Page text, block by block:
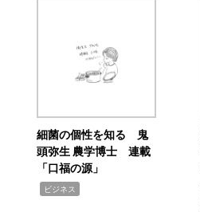
細菌の個性を知る 鬼
頭弥生 農学博士 連載
「口福の源」
ビジネス